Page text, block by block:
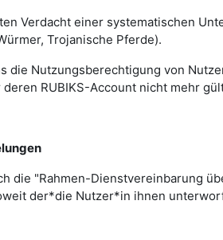
Verdacht einer systematischen
Trojanische Pferde).
die Nutzungsberechtigung von
RUBIKS-Account nicht mehr
die "Rahmen-Dienstvereinbarung
der*die Nutzer*in ihnen